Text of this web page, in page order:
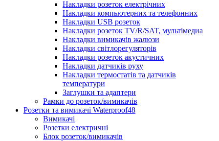
Накладки розеток електрічних
Накладки компьютерних та телефонних
Накладки USB розеток
Накладки розеток TV/R/SAT, мультімедиа
Накладки вимикачів жалюзи
Накладки світлорегуляторів
Накладки розеток акустичних
Накладки датчиків руху
Накладки термостатів та датчиків
температури
Заглушки та адаптери
Рамки до розеток/вимикачів
Розетки та вимикачі Waterproof48
Вимикачі
Розетки електричні
Блок розеток/вимикачів